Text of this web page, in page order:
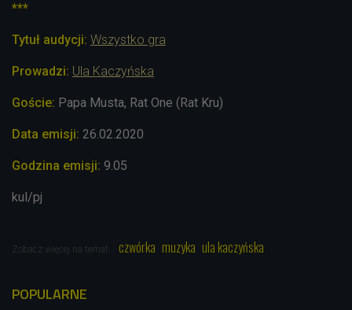
***
Tytuł audycji: Wszystko gra
Prowadzi: Ula Kaczyńska
Goście: Papa Musta, Rat One (Rat Kru)
Data emisji: 26.02.2020
Godzina emisji: 9.05
kul/pj
Zobacz więcej na temat: czwórka muzyka ula kaczyńska
POPULARNE